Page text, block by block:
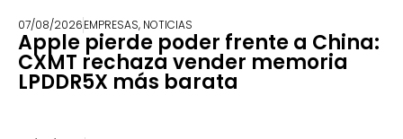
07/08/2026EMPRESAS, NOTICIAS
Apple pierde poder frente a China:
CXMT rechaza vender memoria
LPDDR5X más barata